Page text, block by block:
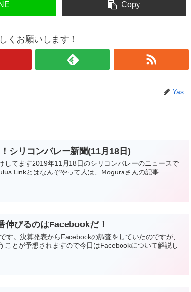
Copy
くお願いします！
Yas
シリコンバレー新聞(11月18日)
してます2019年11月18日のシリコンバレーのニュースで
Linkとはなんぞやって人は、Moguraさんの記事...
伸びるのはFacebookだ！
す。決算発表からFacebookの調査をしていたのですが、
ことが予想されますので今日はFacebookについて解説し